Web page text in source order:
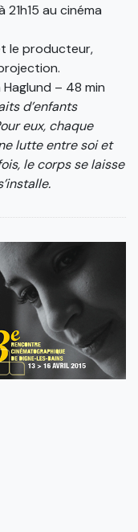
21h15 au cinéma
le producteur,
Haglund – 48 min
d’enfants
eux, chaque
lutte entre soi et
le corps se laisse